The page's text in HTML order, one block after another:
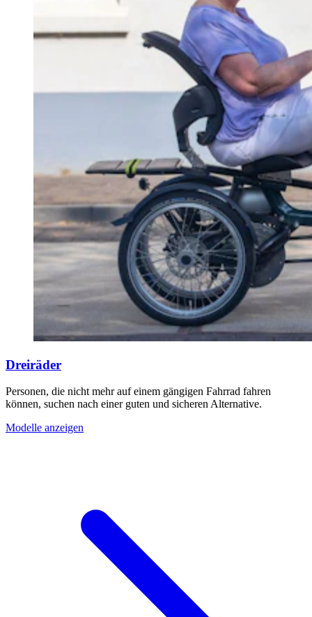
Dreiräder
Personen, die nicht mehr auf einem gängigen Fahrrad fahren
können, suchen nach einer guten und sicheren Alternative.
Modelle anzeigen